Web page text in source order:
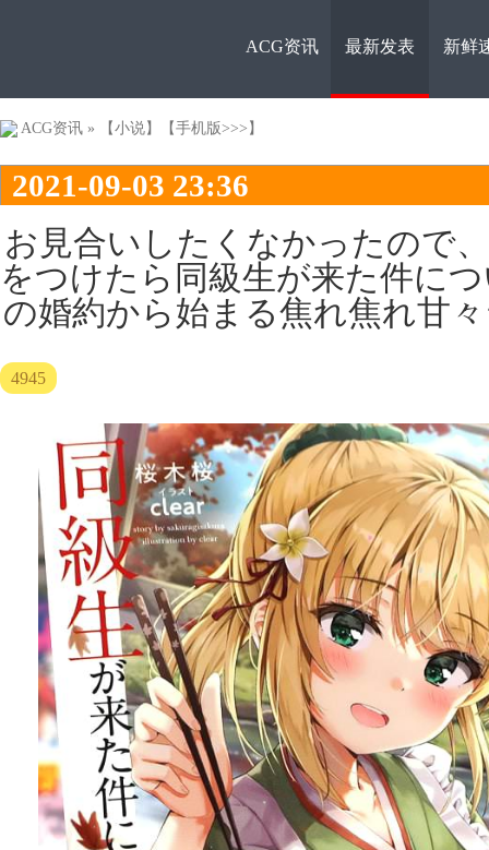
ACG资
讯
ACG资讯 最新发表 新鲜
ACG资讯 » 【小说】 【手机版>>>】
2021-09-03 23:36
お見合いしたくなかったので
をつけたら同級生が来た件に
の婚約から始まる焦れ焦れ甘
4945